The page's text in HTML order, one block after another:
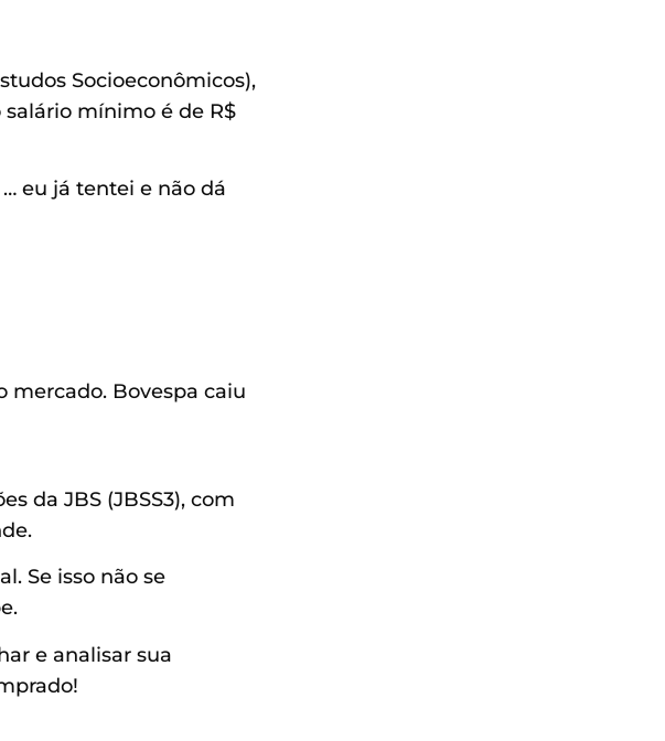
Socioeconômicos),
salário mínimo é de R$
eu já tentei e não dá
mercado. Bovespa caiu
da JBS (JBSS3), com
Se isso não se
e analisar sua